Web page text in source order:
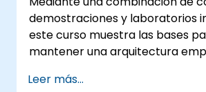
demostraciones y laboratorios
este curso muestra las bases
mantener una arquitectura
unificado de arquitectura (UAF).
Leer más...